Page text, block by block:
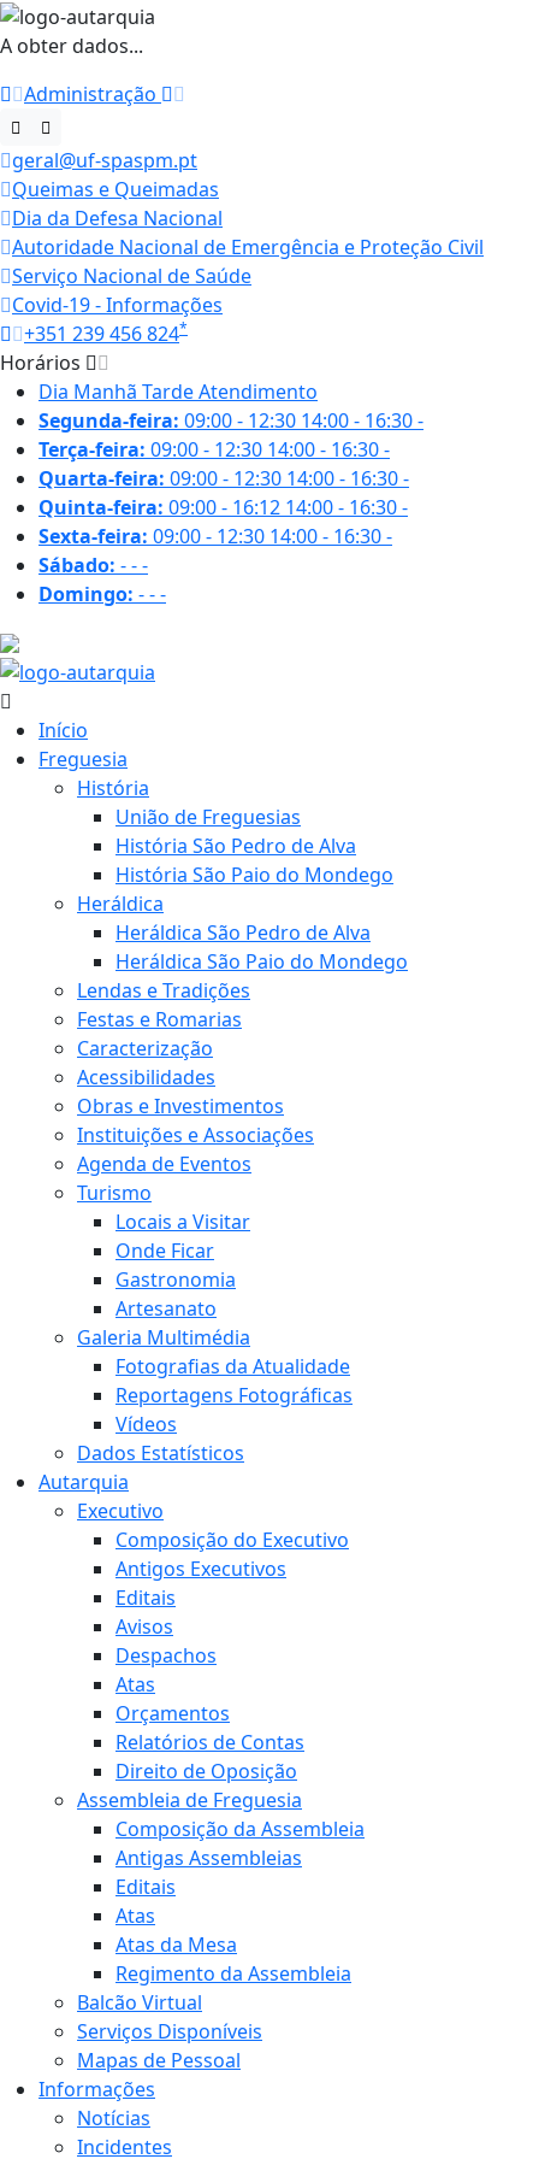
A obter dados...
Administração
geral@uf-spaspm.pt
Queimas e Queimadas
Dia da Defesa Nacional
Autoridade Nacional de Emergência e Proteção Civil
Serviço Nacional de Saúde
Covid-19 - Informações
+351 239 456 824*
Horários
Dia Manhã TardeAtendimento
Segunda-feira: 09:00 - 12:30 14:00 - 16:30-
Terça-feira: 09:00 - 12:30 14:00 - 16:30-
Quarta-feira: 09:00 - 12:30 14:00 - 16:30-
Quinta-feira: 09:00 - 16:12 14:00 - 16:30-
Sexta-feira: 09:00 - 12:30 14:00 - 16:30-
Sábado: ---
Domingo: ---
Início
Freguesia
História
União de Freguesias
História São Pedro de Alva
História São Paio do Mondego
Heráldica
Heráldica São Pedro de Alva
Heráldica São Paio do Mondego
Lendas e Tradições
Festas e Romarias
Caracterização
Acessibilidades
Obras e Investimentos
Instituições e Associações
Agenda de Eventos
Turismo
Locais a Visitar
Onde Ficar
Gastronomia
Artesanato
Galeria Multimédia
Fotografias da Atualidade
Reportagens Fotográficas
Vídeos
Dados Estatísticos
Autarquia
Executivo
Composição do Executivo
Antigos Executivos
Editais
Avisos
Despachos
Atas
Orçamentos
Relatórios de Contas
Direito de Oposição
Assembleia de Freguesia
Composição da Assembleia
Antigas Assembleias
Editais
Atas
Atas da Mesa
Regimento da Assembleia
Balcão Virtual
Serviços Disponíveis
Mapas de Pessoal
Informações
Notícias
Incidentes